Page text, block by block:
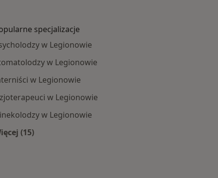
specjalizacje
w Legionowie
w Legionowie
w Legionowie
w Legionowie
w Legionowie
(15)